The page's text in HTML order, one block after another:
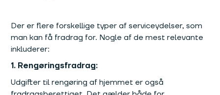
Der er flere forskellige typer af serviceydelser, som
man kan få fradrag for. Nogle af de mest relevante
inkluderer:
1. Rengøringsfradrag:
Udgifter til rengøring af hjemmet er også